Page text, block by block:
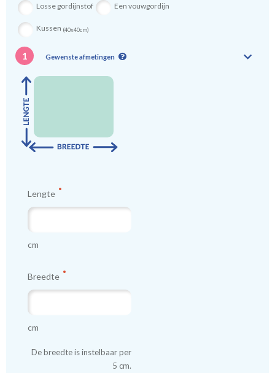
Losse gordijnstof Een vouwgordijn
Kussen (40x40cm)
1 Gewenste afmetingen
Lengte
cm
Breedte
cm
De breedte is instelbaar per
5 cm.